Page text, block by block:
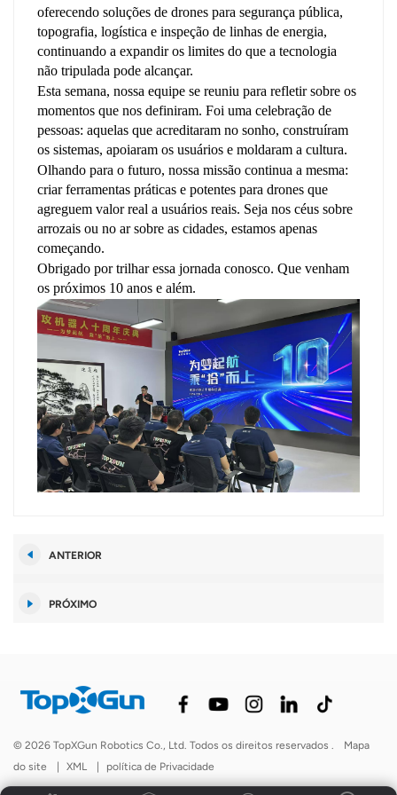
oferecendo soluções de drones para segurança pública,
topografia, logística e inspeção de linhas de energia,
continuando a expandir os limites do que a tecnologia
não tripulada pode alcançar.
Esta semana, nossa equipe se reuniu para refletir sobre os
momentos que nos definiram. Foi uma celebração de
pessoas: aquelas que acreditaram no sonho, construíram
os sistemas, apoiaram os usuários e moldaram a cultura.
Olhando para o futuro, nossa missão continua a mesma:
criar ferramentas práticas e potentes para drones que
agreguem valor real a usuários reais. Seja nos céus sobre
arrozais ou no ar sobre as cidades, estamos apenas
começando.
Obrigado por trilhar essa jornada conosco. Que venham
os próximos 10 anos e além.
ANTERIOR
PRÓXIMO
© 2026 TopXGun Robotics Co., Ltd. Todos os direitos reservados .
Mapa
do site
| XML | política de Privacidade